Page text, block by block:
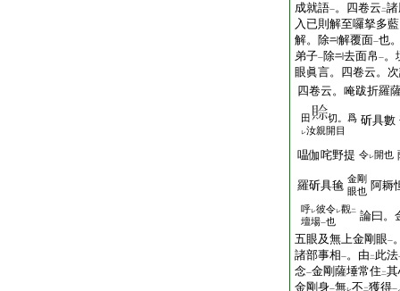
成就語一。四卷云 二
入已則解至囉拏多
解。除
解覆面一也
弟子一除 去面帛 一。
眼眞言。四卷云。
四卷云。唵跋折羅
田 切。爲
レ汝親開目
斫具數
嗢伽咤野提 令レ開也
羅斫具毺 金剛
眼也 阿耨
呼レ彼令レ觀 二
壇場一也
論曰。
五眼及無上金剛眼一
諸部事相一。由 二 此法
念一金剛薩埵常住 二
金剛身一無レ不 二獲得一